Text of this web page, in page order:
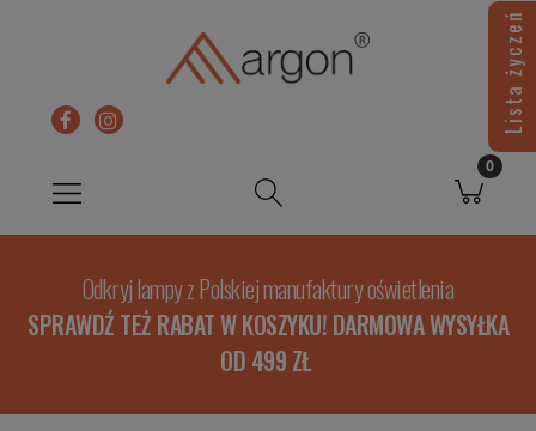
Odkryj lampy z Polskiej manufaktury oświetlenia
SPRAWDŹ TEŻ RABAT W KOSZYKU! DARMOWA WYSYŁKA
OD 499 ZŁ
Lista życzeń